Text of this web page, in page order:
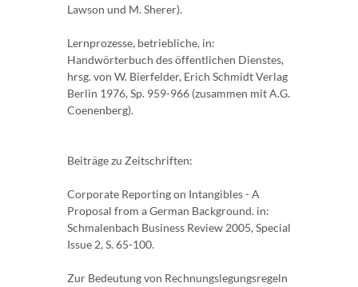
Lawson und M. Sherer).
Lernprozesse, betriebliche, in:
Handwörterbuch des öffentlichen Dienstes,
hrsg. von W. Bierfelder, Erich Schmidt Verlag
Berlin 1976, Sp. 959-966 (zusammen mit A.G.
Coenenberg).
Beiträge zu Zeitschriften:
Corporate Reporting on Intangibles - A
Proposal from a German Background. in:
Schmalenbach Business Review 2005, Special
Issue 2, S. 65-100.
Zur Bedeutung von Rechnungslegungsregeln